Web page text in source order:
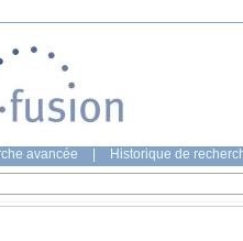
avancée Historique de